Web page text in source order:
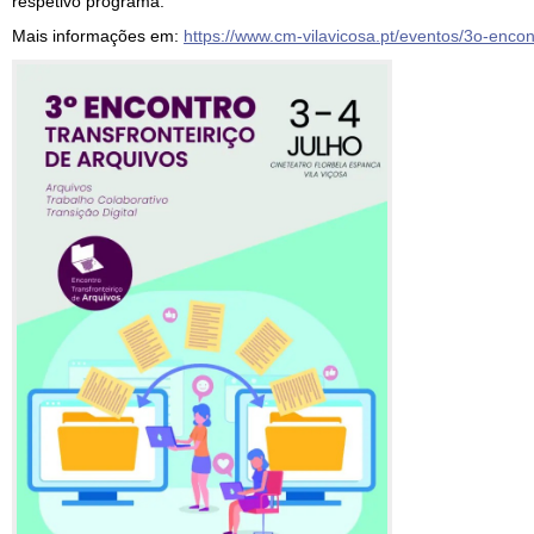
Mais informações em: https://www.cm-vilavicosa.pt/eventos/3o-